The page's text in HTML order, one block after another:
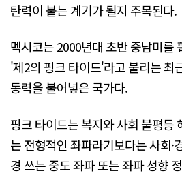
탄력이 붙는 계기가 될지 주목된다.
멕시코는 2000년대 초반 중남미를
'제2의 핑크 타이드'라고 불리는 최
동력을 불어넣은 국가다.
핑크 타이드는 복지와 사회 불평등
는 전형적인 좌파라기보다는 사회·
경 쓰는 중도 좌파 또는 좌파 성향